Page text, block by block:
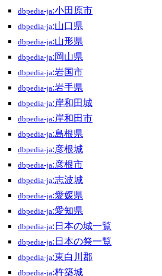
dbpedia-ja:小田原市
dbpedia-ja:山口県
dbpedia-ja:山形県
dbpedia-ja:岡山県
dbpedia-ja:岩国市
dbpedia-ja:岩手県
dbpedia-ja:岸和田城
dbpedia-ja:岸和田市
dbpedia-ja:島根県
dbpedia-ja:彦根城
dbpedia-ja:彦根市
dbpedia-ja:志波城
dbpedia-ja:愛媛県
dbpedia-ja:愛知県
dbpedia-ja:日本の城一覧
dbpedia-ja:日本の祭一覧
dbpedia-ja:東白川郡
dbpedia-ja:杵築城